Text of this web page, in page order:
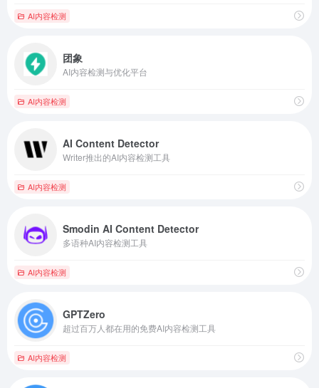
AI内容检测
团象
AI内容检测与优化平台
AI内容检测
AI Content Detector
Writer推出的AI内容检测工具
AI内容检测
Smodin AI Content Detector
多语种AI内容检测工具
AI内容检测
GPTZero
超过百万人都在用的免费AI内容检测工具
AI内容检测